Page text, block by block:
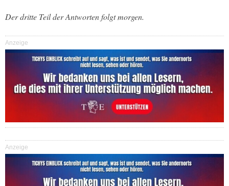
Der dritte Teil der Antworten folgt morgen.
Anzeige
Anzeige